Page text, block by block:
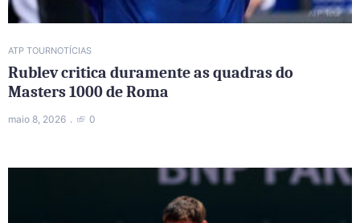
ATP TOURNOTÍCIAS
Rublev critica duramente as quadras do
Masters 1000 de Roma
maio 8, 2026 0